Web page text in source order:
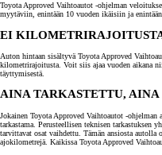
Toyota Approved Vaihtoautot -ohjelman
myytäviin, enintään 10 vuoden ikäisiin ja
EI
Auton hintaan sisältyvä Toyota Approved
kilometrirajoitusta. Voit siis ajaa vuoden aikana
täyttymisestä.
AINA TARKASTETTU, AINA
Jokainen Toyota Approved Vaihtoautot -ohjelman
tarkastama. Perusteellisen teknisen tarkastuksen
tarvittavat osat vaihdettu. Tämän ansiosta
ajokilometrejä. Kaikissa Toyota Approved